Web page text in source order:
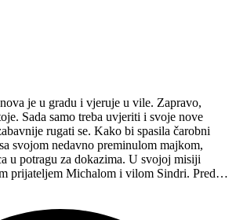
je u gradu i vjeruje u vile. Zapravo,
Sada samo treba uvjeriti i svoje nove
rugati se. Kako bi spasila čarobni
svojom nedavno preminulom majkom,
u potragu za dokazima. U svojoj misiji
prijateljem Michalom i vilom Sindri. Pred…